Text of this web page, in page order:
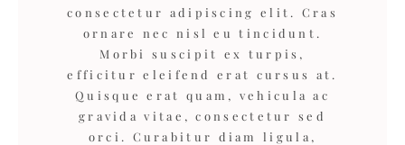
consectetur adipiscing elit. Cras
ornare nec nisl eu tincidunt.
Morbi suscipit ex turpis,
efficitur eleifend erat cursus at.
Quisque erat quam, vehicula ac
gravida vitae, consectetur sed
orci. Curabitur diam ligula,